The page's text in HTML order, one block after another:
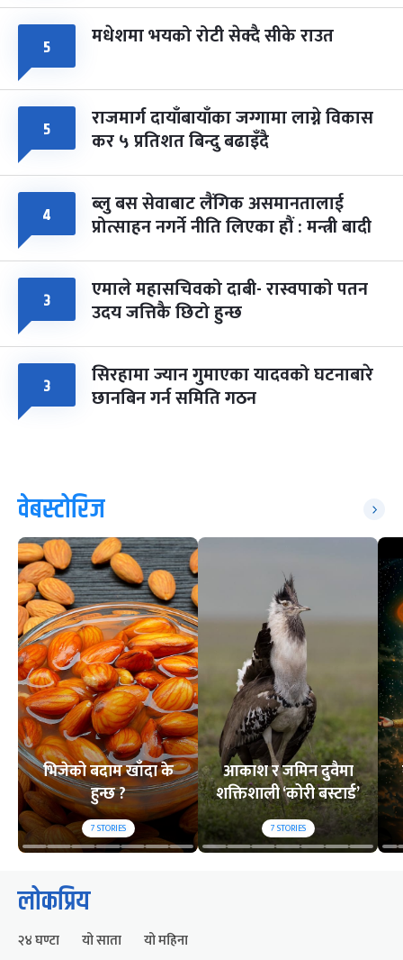
५ मधेशमा भयको रोटी सेक्दै सीके राउत
५ राजमार्ग दायाँबायाँका जग्गामा लाग्ने विकास
कर ५ प्रतिशत बिन्दु बढाइँदै
४ ब्लु बस सेवाबाट लैंगिक असमानतालाई
प्रोत्साहन नगर्ने नीति लिएका हौं : मन्त्री बादी
३ एमाले महासचिवको दाबी- रास्वपाको पतन
उदय जत्तिकै छिटो हुन्छ
३ सिरहामा ज्यान गुमाएका यादवको घटनाबारे
छानबिन गर्न समिति गठन
वेबस्टोरिज
भिजेको बदाम खाँदा के
हुन्छ ?
7STORIES
आकाश र जमिन दुवैमा
शक्तिशाली ‘कोरी बस्टार्ड’
7STORIES
लोकप्रिय
२४ घण्टा यो साता यो महिना